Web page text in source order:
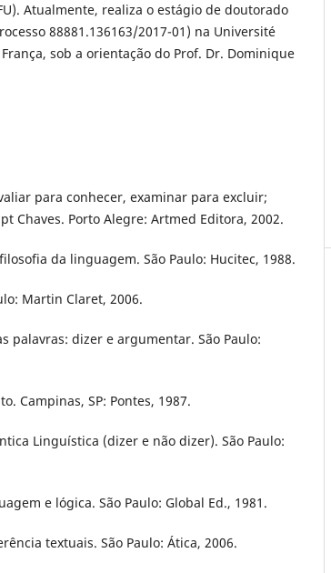
Atualmente, realiza o estágio de doutorado
88881.136163/2017-01) na Université
sob a orientação do Prof. Dr. Dominique
para conhecer, examinar para excluir;
Chaves. Porto Alegre: Artmed Editora, 2002.
da linguagem. São Paulo: Hucitec, 1988.
Martin Claret, 2006.
palavras: dizer e argumentar. São Paulo:
Campinas, SP: Pontes, 1987.
Linguística (dizer e não dizer). São Paulo:
e lógica. São Paulo: Global Ed., 1981.
textuais. São Paulo: Ática, 2006.